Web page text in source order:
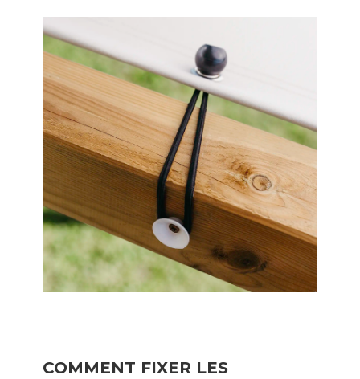
COMMENT FIXER LES